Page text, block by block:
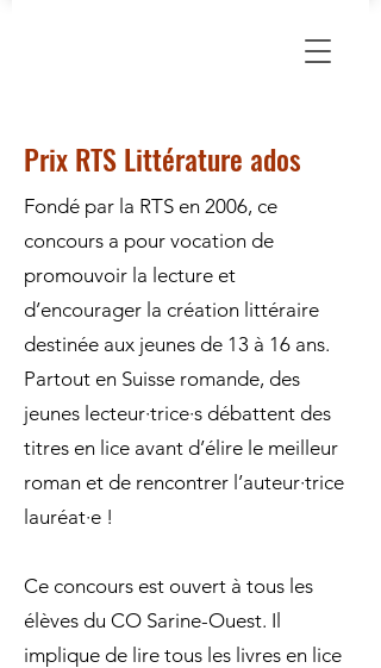
Prix RTS Littérature ados
Fondé par la RTS en 2006, ce
concours a pour vocation de
promouvoir la lecture et
d’encourager la création littéraire
destinée aux jeunes de 13 à 16 ans.
Partout en Suisse romande, des
jeunes lecteur·trice·s débattent des
titres en lice avant d’élire le meilleur
roman et de rencontrer l’auteur·trice
lauréat·e !
Ce concours est ouvert à tous les
élèves du CO Sarine-Ouest. Il
implique de lire tous les livres en lice